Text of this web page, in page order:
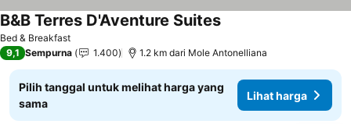
Bed & Breakfast
B&B Terres D'Aventure Suites
9,1 Sempurna 1.400 1.2 km dari Mole Antonelliana
Pilih tanggal untuk melihat harga yang
sama
Lihat harga